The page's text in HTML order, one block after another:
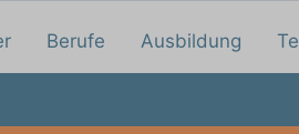
Berufe Ausbildung